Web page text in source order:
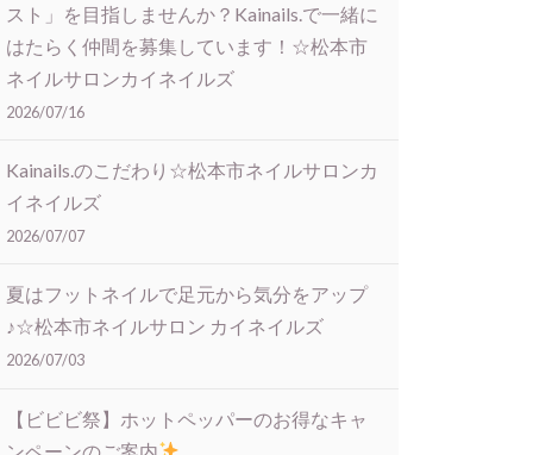
スト」を目指しませんか？Kainails.で一緒に
はたらく仲間を募集しています！☆松本市
ネイルサロンカイネイルズ
2026/07/16
Kainails.のこだわり☆松本市ネイルサロンカ
イネイルズ
2026/07/07
夏はフットネイルで足元から気分をアップ
♪☆松本市ネイルサロン カイネイルズ
2026/07/03
【ビビビ祭】ホットペッパーのお得なキャ
ンペーンのご案内